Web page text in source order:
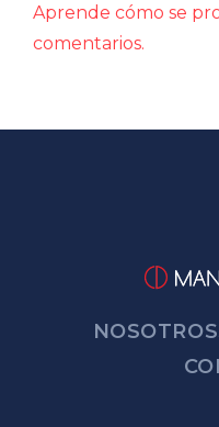
Aprende cómo se
comentarios.
NOSOTROS